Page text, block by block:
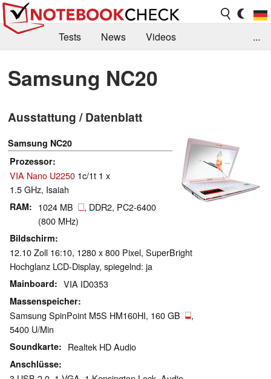
Tests News
Videos
Kaufberatung
Deals Suche
Forum
...
Samsung NC20
Ausstattung / Datenblatt
Samsung NC20
Prozessor
VIA Nano U2250 1c/1t 1 x
1.5 GHz, Isaiah
RAM 1024 MB
, DDR2, PC2-6400
(800 MHz)
Bildschirm
12.10 Zoll 16:10, 1280 x 800 Pixel, SuperBright
Hochglanz LCD-Display, spiegelnd: ja
Mainboard VIA ID0353
Massenspeicher
Samsung SpinPoint M5S HM160HI, 160 GB
,
5400 U/Min
Soundkarte Realtek HD Audio
Anschlüsse